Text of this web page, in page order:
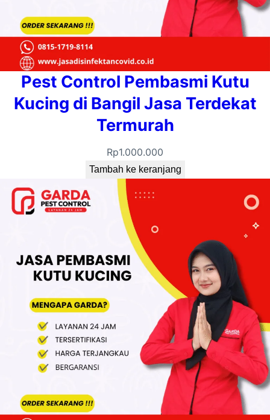
Pest Control Pembasmi Kutu
Kucing di Bangil Jasa Terdekat
Termurah
Rp1.000.000
Tambah ke keranjang